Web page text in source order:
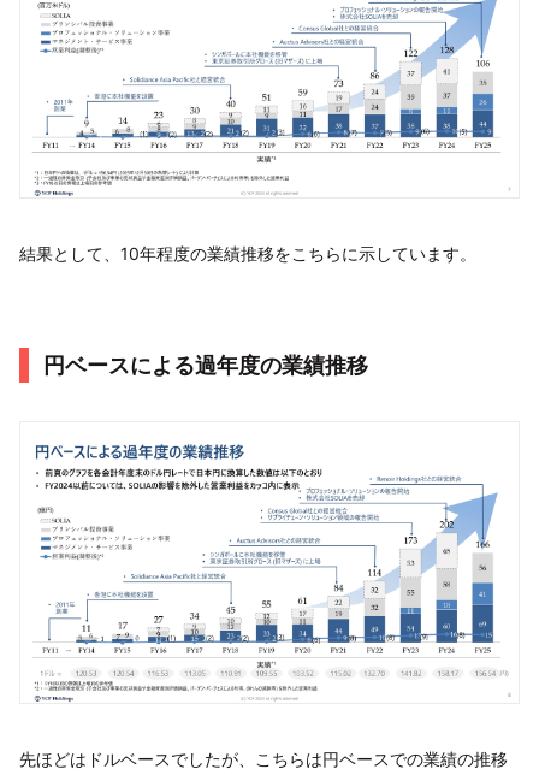
結果として、10年程度の業績推移をこちらに示しています。
円ベースによる過年度の業績推移
先ほどはドルベースでしたが、こちらは円ベースでの業績の推移